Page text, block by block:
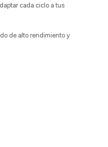
cada ciclo a tus
de alto rendimiento y